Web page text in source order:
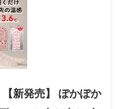
【新発売】 ぽかぽか